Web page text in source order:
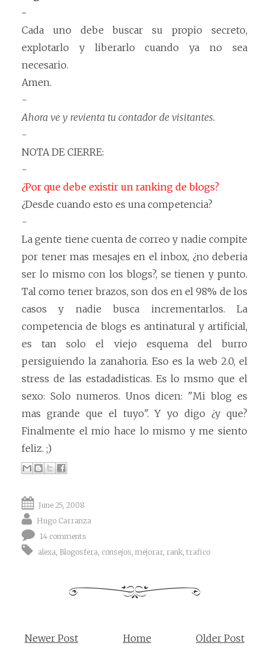
-
Cada uno debe buscar su propio secreto,
explotarlo y liberarlo cuando ya no sea
necesario.
Amen.
-
Ahora ve y revienta tu contador de visitantes.
-
NOTA DE CIERRE:
-
¿Por que debe existir un ranking de blogs?
¿Desde cuando esto es una competencia?
-
La gente tiene cuenta de correo y nadie compite
por tener mas mesajes en el inbox, ¿no deberia
ser lo mismo con los blogs?, se tienen y punto.
Tal como tener brazos, son dos en el 98% de los
casos y nadie busca incrementarlos. La
competencia de blogs es antinatural y artificial,
es tan solo el viejo esquema del burro
persiguiendo la zanahoria. Eso es la web 2.0, el
stress de las estadadisticas. Es lo msmo que el
sexo: Solo numeros. Unos dicen: "Mi blog es
mas grande que el tuyo". Y yo digo ¿y que?
Finalmente el mio hace lo mismo y me siento
feliz. ;)
June 25, 2008
Hugo Carranza
14 comments
alexa, Blogosfera, consejos, mejorar, rank, trafico
Newer Post Older Post
Home